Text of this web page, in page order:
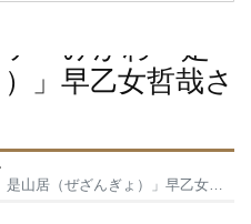
「みかわ 是
」早乙女哲哉さ
（ぜざんぎょ）」早乙女哲哉さん